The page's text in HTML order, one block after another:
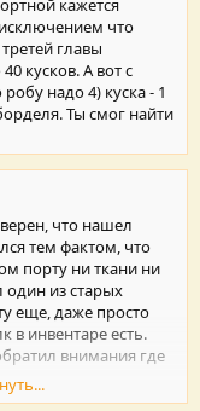
что
главы
кусков. А вот с
надо 4) куска - 1
Ты смог найти
что нашел
тем фактом, что
порту ни ткани ни
один из старых
еще, даже просто
в инвентаре есть.
внимания где